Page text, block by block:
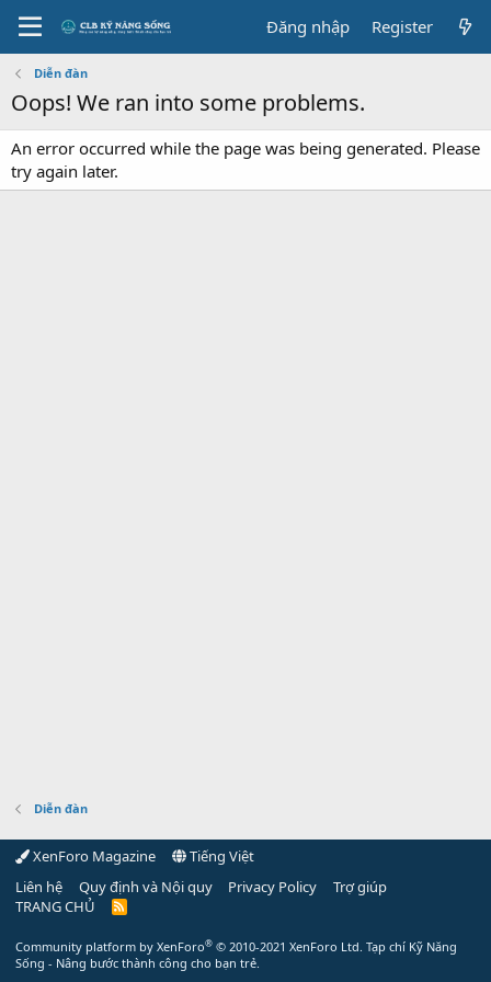
Đăng nhập Register
Diễn đàn
Oops! We ran into some problems.
An error occurred while the page was being generated. Please
try again later.
Diễn đàn
XenForo Magazine
Tiếng Việt
Liên hệ
Quy định và Nội quy Privacy Policy
Trợ giúp
TRANG CHỦ
R
Community platform by XenForo® © 2010-2021 XenForo Ltd. Tạp chí Kỹ Năng
Sống - Nâng bước thành công cho bạn trẻ.